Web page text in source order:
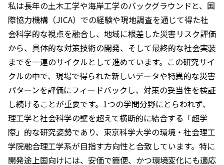
私は長年の土木工学や海岸工学のバックグラウンドと、国
際協力機構（JICA）での経験や現地調査を通じて得た社
会科学的な視点を融合し、地域に根差した災害リスク評価
から、具体的な対策技術の開発、そして最終的な社会実装
までを一連のサイクルとして進めています。この研究サイ
クルの中で、現場で得られた新しいデータや特異的な災害
パターンを評価にフィードバックし、対策の妥当性を検証
し続けることが重要です。1つの学問分野にとらわれず、
理工学と社会科学の壁を超えて横断的に結合する「超学
際」的な研究姿勢であり、東京科学大学の環境・社会理工
学院融合理工学系が目指す方向性と合致しています。特に
開発途上国向けには、安価で簡便、かつ環境変化にも適応